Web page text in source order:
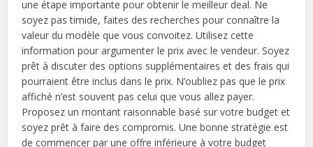
une étape importante pour obtenir le meilleur deal. Ne
soyez pas timide, faites des recherches pour connaître la
valeur du modèle que vous convoitez. Utilisez cette
information pour argumenter le prix avec le vendeur. Soyez
prêt à discuter des options supplémentaires et des frais qui
pourraient être inclus dans le prix. N’oubliez pas que le prix
affiché n’est souvent pas celui que vous allez payer.
Proposez un montant raisonnable basé sur votre budget et
soyez prêt à faire des compromis. Une bonne stratégie est
de commencer par une offre inférieure à votre budget